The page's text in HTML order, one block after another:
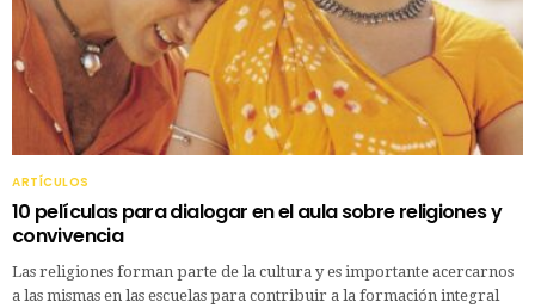
ARTÍCULOS
10 películas para dialogar en el aula sobre religiones y
convivencia
Las religiones forman parte de la cultura y es importante acercarnos
a las mismas en las escuelas para contribuir a la formación integral